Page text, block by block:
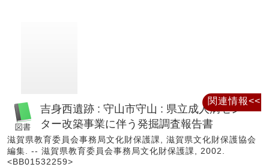
吉身西遺跡 : 守山市守山 : 県立成人病セン
ター改築事業に伴う発掘調査報告書
滋賀県教育委員会事務局文化財保護課, 滋賀県文化財保護協会
編集. -- 滋賀県教育委員会事務局文化財保護課, 2002.
<BB01532259>
関連情報<<